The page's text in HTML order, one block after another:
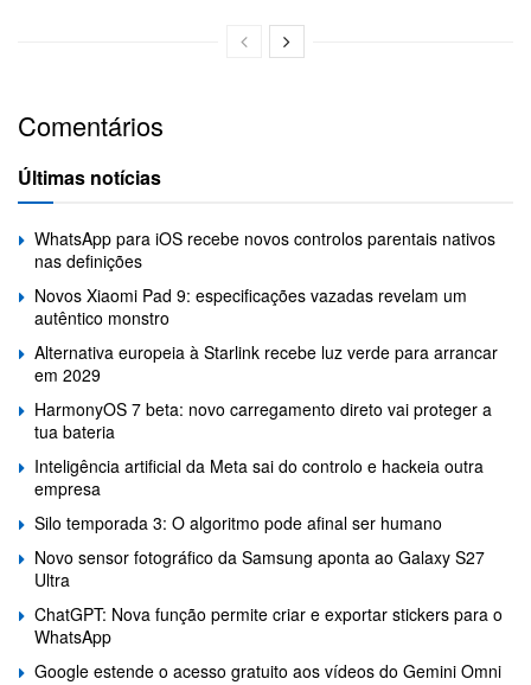
Comentários
Últimas notícias
WhatsApp para iOS recebe novos controlos parentais nativos
nas definições
Novos Xiaomi Pad 9: especificações vazadas revelam um
autêntico monstro
Alternativa europeia à Starlink recebe luz verde para arrancar
em 2029
HarmonyOS 7 beta: novo carregamento direto vai proteger a
tua bateria
Inteligência artificial da Meta sai do controlo e hackeia outra
empresa
Silo temporada 3: O algoritmo pode afinal ser humano
Novo sensor fotográfico da Samsung aponta ao Galaxy S27
Ultra
ChatGPT: Nova função permite criar e exportar stickers para o
WhatsApp
Google estende o acesso gratuito aos vídeos do Gemini Omni